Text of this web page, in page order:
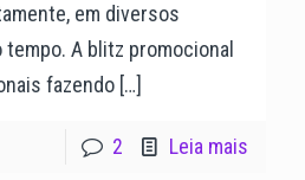
em diversos
A blitz promocional
fazendo […]
2 Leia mais